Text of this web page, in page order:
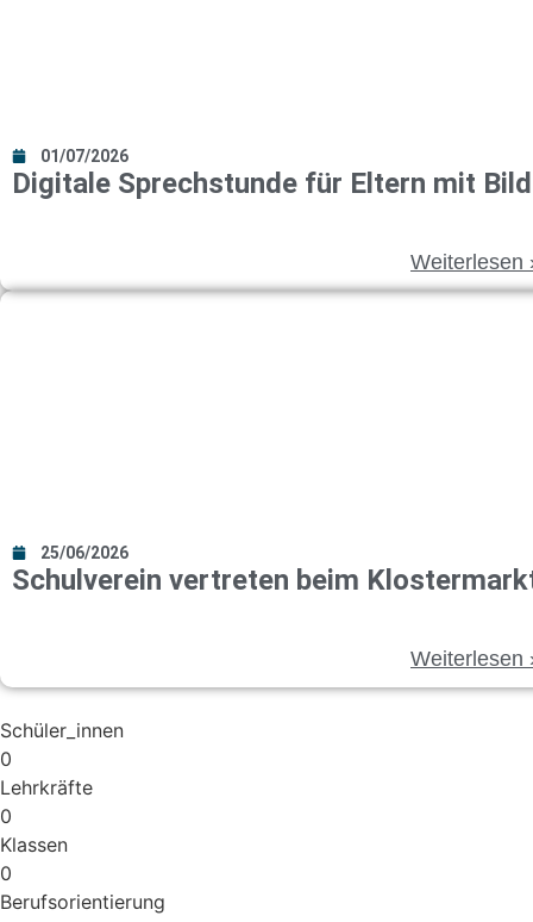
01/07/2026
Digi­ta­le Sprech­stun­de für Eltern mit
Wei­ter­le­sen
25/06/2026
Schul­ver­ein ver­tre­ten beim
Wei­ter­le­sen
Schüler_innen
0
Lehr­kräf­te
0
Klas­sen
0
Berufs­ori­en­tie­rung